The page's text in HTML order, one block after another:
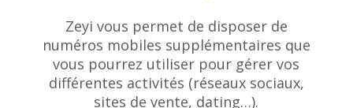
Zeyi vous permet de disposer de
numéros mobiles supplémentaires que
vous pourrez utiliser pour gérer vos
différentes activités (réseaux sociaux,
sites de vente, dating…).